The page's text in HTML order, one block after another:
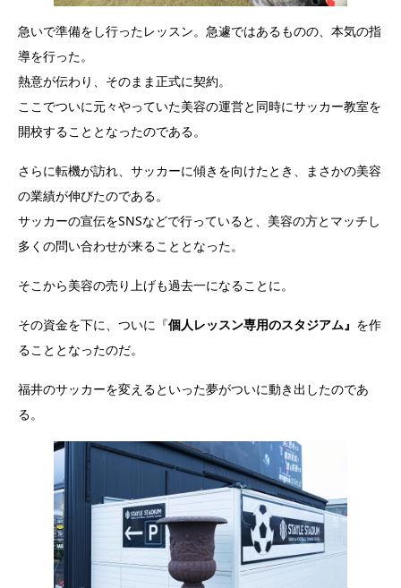
急いで準備をし行ったレッスン。急遽ではあるものの、本気の指
導を行った。
熱意が伝わり、そのまま正式に契約。
ここでついに元々やっていた美容の運営と同時にサッカー教室を
開校することとなったのである。
さらに転機が訪れ、サッカーに傾きを向けたとき、まさかの美容
の業績が伸びたのである。
サッカーの宣伝をSNSなどで行っていると、美容の方とマッチし
多くの問い合わせが来ることとなった。
そこから美容の売り上げも過去一になることに。
その資金を下に、ついに『個人レッスン専用のスタジアム』 を作
ることとなったのだ。
福井のサッカーを変えるといった夢がついに動き出したのであ
る。